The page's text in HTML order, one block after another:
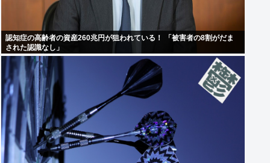
認知症の高齢者の資産260兆円が狙われている！ 「被害者の8割がだま
された認識なし」